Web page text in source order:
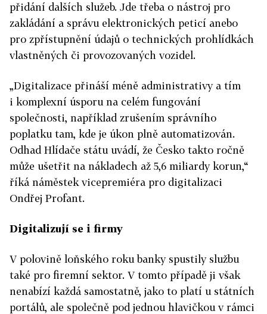
přidání dalších služeb. Jde třeba o nástroj pro
zakládání a správu elektronických peticí anebo
pro zpřístupnění údajů o technických prohlídkách
vlastněných či provozovaných vozidel.
„Digitalizace přináší méně administrativy a tím
i komplexní úsporu na celém fungování
společnosti, například zrušením správního
poplatku tam, kde je úkon plně automatizován.
Odhad Hlídače státu uvádí, že Česko takto ročně
může ušetřit na nákladech až 5,6 miliardy korun,“
říká náměstek vicepremiéra pro digitalizaci
Ondřej Profant.
Digitalizují se i firmy
V polovině loňského roku banky spustily službu
také pro firemní sektor. V tomto případě ji však
nenabízí každá samostatně, jako to platí u státních
portálů, ale společně pod jednou hlavičkou v rámci